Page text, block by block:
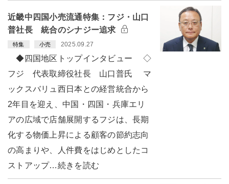
近畿中四国小売流通特集：フジ・山口
普社長 統合のシナジー追求
特集 小売 2025.09.27
◆四国地区トップインタビュー ◇
フジ 代表取締役社長 山口普氏 マ
ックスバリュ西日本との経営統合から
2年目を迎え、中国・四国・兵庫エリ
アの広域で店舗展開するフジは、長期
化する物価上昇による顧客の節約志向
の高まりや、人件費をはじめとしたコ
ストアップ…続きを読む